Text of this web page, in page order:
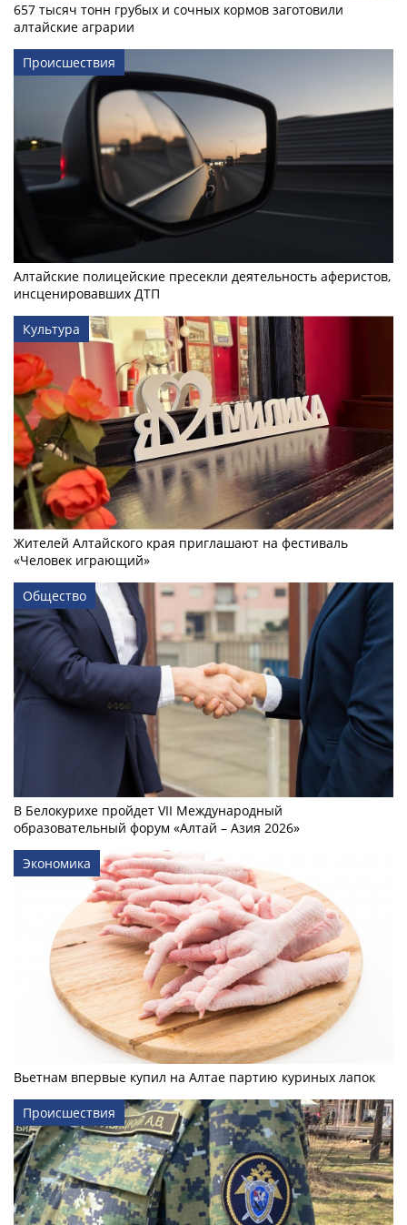
657 тысяч тонн грубых и сочных кормов заготовили
алтайские аграрии
Происшествия
Алтайские полицейские пресекли деятельность аферистов,
инсценировавших ДТП
Культура
Жителей Алтайского края приглашают на фестиваль
«Человек играющий»
Общество
В Белокурихе пройдет VII Международный
образовательный форум «Алтай – Азия 2026»
Экономика
Вьетнам впервые купил на Алтае партию куриных лапок
Происшествия